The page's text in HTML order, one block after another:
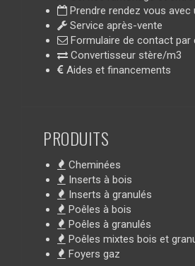
Prendre rendez vous avec
Service après-vente
Formulaire de contact par
Convertisseur stère/m3
Aides et financements
PRODUITS
Cheminées
Inserts à bois
Inserts à granulés
Poêles à bois
Poêles à granulés
Poêles mixtes bois et
Foyers gaz